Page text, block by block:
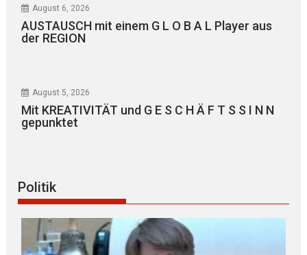
August 6, 2026
AUSTAUSCH mit einem G L O B A L Player aus
der REGION
August 5, 2026
Mit KREATIVITÄT und G E S C H Ä F T S S I N N
gepunktet
Politik